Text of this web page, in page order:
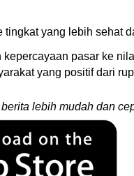
tingkat yang lebih sehat
pasar ke
yang positif dari
lebih mudah dan